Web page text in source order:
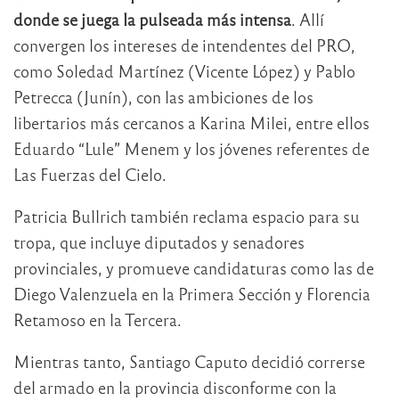
donde se juega la pulseada más intensa. Allí
convergen los intereses de intendentes del PRO,
como Soledad Martínez (Vicente López) y Pablo
Petrecca (Junín), con las ambiciones de los
libertarios más cercanos a Karina Milei, entre ellos
Eduardo “Lule” Menem y los jóvenes referentes de
Las Fuerzas del Cielo.
Patricia Bullrich también reclama espacio para su
tropa, que incluye diputados y senadores
provinciales, y promueve candidaturas como las de
Diego Valenzuela en la Primera Sección y Florencia
Retamoso en la Tercera.
Mientras tanto, Santiago Caputo decidió correrse
del armado en la provincia disconforme con la